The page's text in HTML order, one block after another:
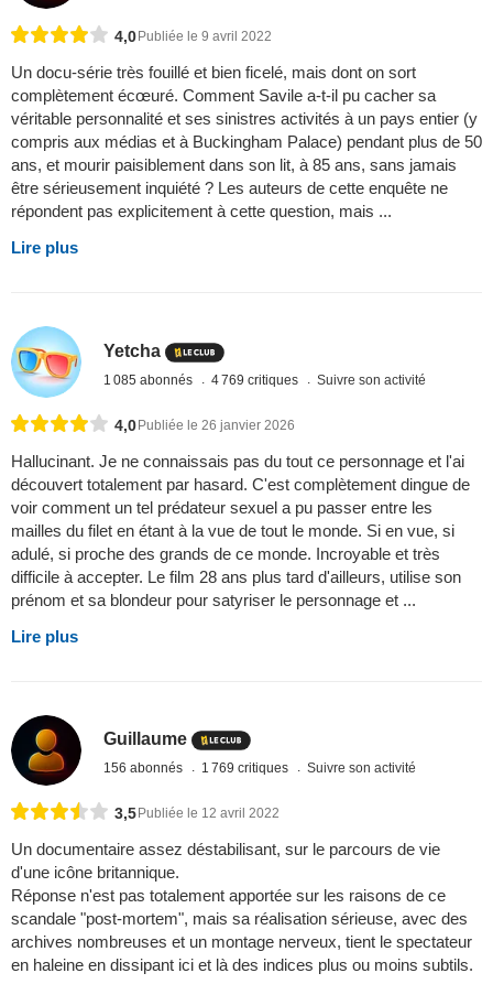
4,0 Publiée le 9 avril 2022
Un docu-série très fouillé et bien ficelé, mais dont on sort
complètement écœuré. Comment Savile a-t-il pu cacher sa
véritable personnalité et ses sinistres activités à un pays entier (y
compris aux médias et à Buckingham Palace) pendant plus de 50
ans, et mourir paisiblement dans son lit, à 85 ans, sans jamais
être sérieusement inquiété ? Les auteurs de cette enquête ne
répondent pas explicitement à cette question, mais ...
Lire plus
Yetcha
1 085 abonnés 4 769 critiques Suivre son activité
4,0Publiée le 26 janvier 2026
Hallucinant. Je ne connaissais pas du tout ce personnage et l'ai
découvert totalement par hasard. C'est complètement dingue de
voir comment un tel prédateur sexuel a pu passer entre les
mailles du filet en étant à la vue de tout le monde. Si en vue, si
adulé, si proche des grands de ce monde. Incroyable et très
difficile à accepter. Le film 28 ans plus tard d'ailleurs, utilise son
prénom et sa blondeur pour satyriser le personnage et ...
Lire plus
Guillaume
156 abonnés 1 769 critiques Suivre son activité
3,5Publiée le 12 avril 2022
Un documentaire assez déstabilisant, sur le parcours de vie
d'une icône britannique.
Réponse n'est pas totalement apportée sur les raisons de ce
scandale "post-mortem", mais sa réalisation sérieuse, avec des
archives nombreuses et un montage nerveux, tient le spectateur
en haleine en dissipant ici et là des indices plus ou moins subtils.